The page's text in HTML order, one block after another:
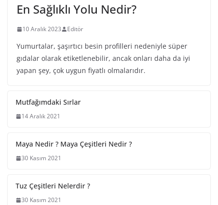
En Sağlıklı Yolu Nedir?
10 Aralık 2023 Editör
Yumurtalar, şaşırtıcı besin profilleri nedeniyle süper
gıdalar olarak etiketlenebilir, ancak onları daha da iyi
yapan şey, çok uygun fiyatlı olmalarıdır.
Mutfağımdaki Sırlar
14 Aralık 2021
Maya Nedir ? Maya Çeşitleri Nedir ?
30 Kasım 2021
Tuz Çeşitleri Nelerdir ?
30 Kasım 2021